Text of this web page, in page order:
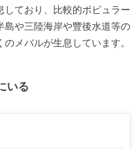
ており、比較的ポピュラー
島や三陸海岸や豐後水道等の
メバルが生息しています。
いる